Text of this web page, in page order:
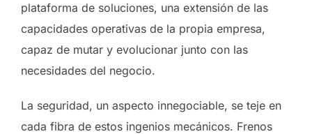
plataforma de soluciones, una extensión de las
capacidades operativas de la propia empresa,
capaz de mutar y evolucionar junto con las
necesidades del negocio.
La seguridad, un aspecto innegociable, se teje en
cada fibra de estos ingenios mecánicos. Frenos